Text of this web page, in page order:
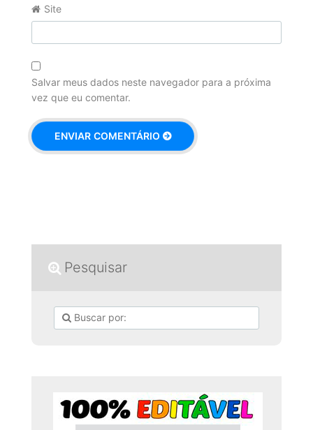
Site
Salvar meus dados neste navegador para a próxima
vez que eu comentar.
Pesquisar